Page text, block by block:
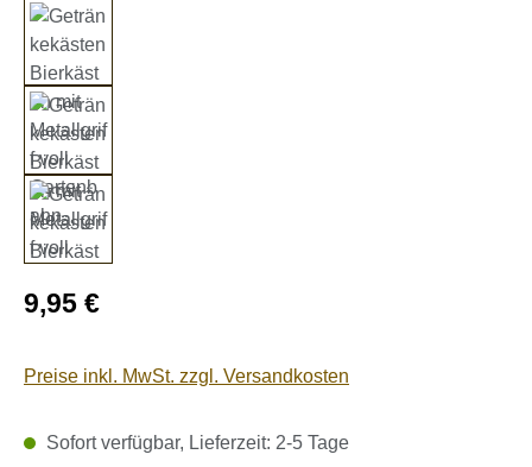
Regulärer Preis:
9,95 €
Preise inkl. MwSt. zzgl. Versandkosten
Sofort verfügbar, Lieferzeit: 2-5 Tage